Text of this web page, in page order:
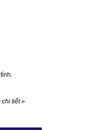
chi tiết »